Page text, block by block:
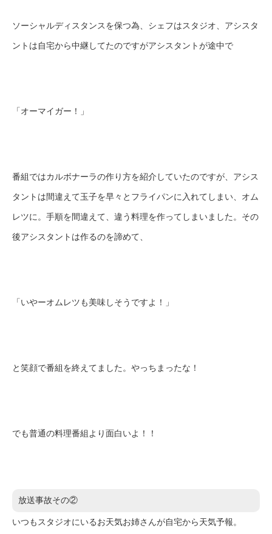
ソーシャルディスタンスを保つ為、シェフはスタジオ、アシスタ
ントは自宅から中継してたのですがアシスタントが途中で
「オーマイガー！」
番組ではカルボナーラの作り方を紹介していたのですが、アシス
タントは間違えて玉子を早々とフライパンに入れてしまい、オム
レツに。手順を間違えて、違う料理を作ってしまいました。その
後アシスタントは作るのを諦めて、
「いやーオムレツも美味しそうですよ！」
と笑顔で番組を終えてました。やっちまったな！
でも普通の料理番組より面白いよ！！
放送事故その②
いつもスタジオにいるお天気お姉さんが自宅から天気予報。